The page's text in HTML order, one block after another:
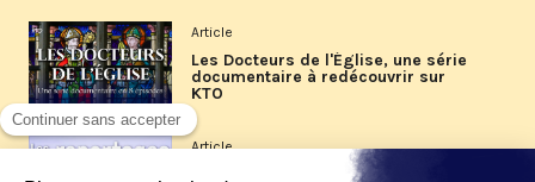
Article
Les Docteurs de l'Église, une série
documentaire à redécouvrir sur
KTO
Article
Les reportages d'été 2026 de KTO